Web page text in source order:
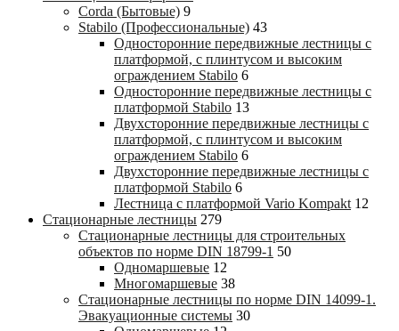
Corda (Бытовые) 9
Stabilo (Профессиональные) 43
Односторонние передвижные лестницы с
платформой, с плинтусом и высоким
ограждением Stabilo 6
Односторонние передвижные лестницы с
платформой Stabilo 13
Двухсторонние передвижные лестницы с
платформой, с плинтусом и высоким
ограждением Stabilo 6
Двухсторонние передвижные лестницы с
платформой Stabilo 6
Лестница с платформой Vario Kompakt 12
Стационарные лестницы 279
Стационарные лестницы для строительных
объектов по норме DIN 18799-1 50
Одномаршевые 12
Многомаршевые 38
Стационарные лестницы по норме DIN 14099-1.
Эвакуационные системы 30